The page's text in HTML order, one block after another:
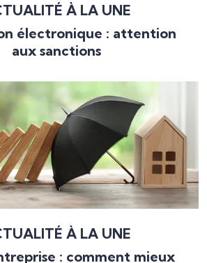
À LA UNE
électronique : attention
aux sanctions
À LA UNE
: comment mieux